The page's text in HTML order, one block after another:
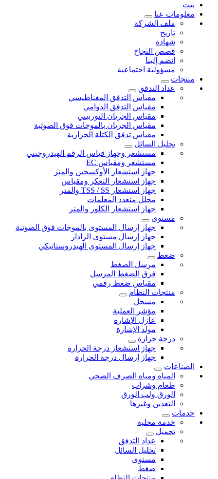
بيت
معلومات عنا
ملف الشركة
تاريخ
شهادة
قصص النجاح
انضم إلينا
مسؤولية اجتماعية
منتجات
عداد التدفق
مقياس التدفق المغناطيسي
مقياس التدفق الدوامي
مقياس الجريان التوربيني
مقياس الجريان بالموجات فوق الصوتية
مقياس تدفق الكتلة الحرارية
تحليل السائل
مستشعر وجهاز قياس الرقم الهيدروجيني
مستشعر ومقياس EC
جهاز استشعار الأوكسجين والمتر
جهاز استشعار التعكر ومقياس
جهاز استشعار TSS / SS والمتر
محلل متعدد المعلمات
جهاز استشعار الكلور والمتر
مستوى
جهاز إرسال المستوى بالموجات فوق الصوتية
جهاز إرسال مستوى الرادار
جهاز إرسال المستوى الهيدروستاتيكي
ضغط
مرسل الضغط
فرق الضغط المرسل
مقياس ضغط رقمي
منتجات النظام
مسجل
مؤشر العملية
عازل الإشارة
مولد الإشارة
درجة حرارة
جهاز استشعار درجة الحرارة
جهاز إرسال درجة الحرارة
الصناعات
المياه ومياه الصرف الصحي
طعام وشراب
الورق ولب الورق
التعدين وغيرها
خدمات
خدمة محلية
تحميل
عداد التدفق
تحليل السائل
مستوى
ضغط